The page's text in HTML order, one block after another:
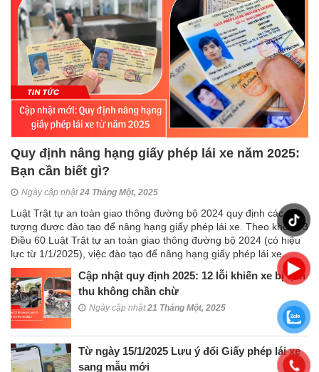
Quy định nâng hạng giấy phép lái xe năm 2025:
Bạn cần biết gì?
Ngày cập nhật24 Tháng Một, 2025
Luật Trật tự an toàn giao thông đường bộ 2024 quy định các đối
tượng được đào tạo để nâng hạng giấy phép lái xe. Theo khoản 3
Điều 60 Luật Trật tự an toàn giao thông đường bộ 2024 (có hiệu
lực từ 1/1/2025), việc đào tạo để nâng hạng giấy phép lái xe…
Cập nhật quy định 2025: 12 lỗi khiến xe bị tịch
thu không chần chừ
Ngày cập nhật21 Tháng Một, 2025
Từ ngày 15/1/2025 Lưu ý đổi Giấy phép lái xe
sang mẫu mới